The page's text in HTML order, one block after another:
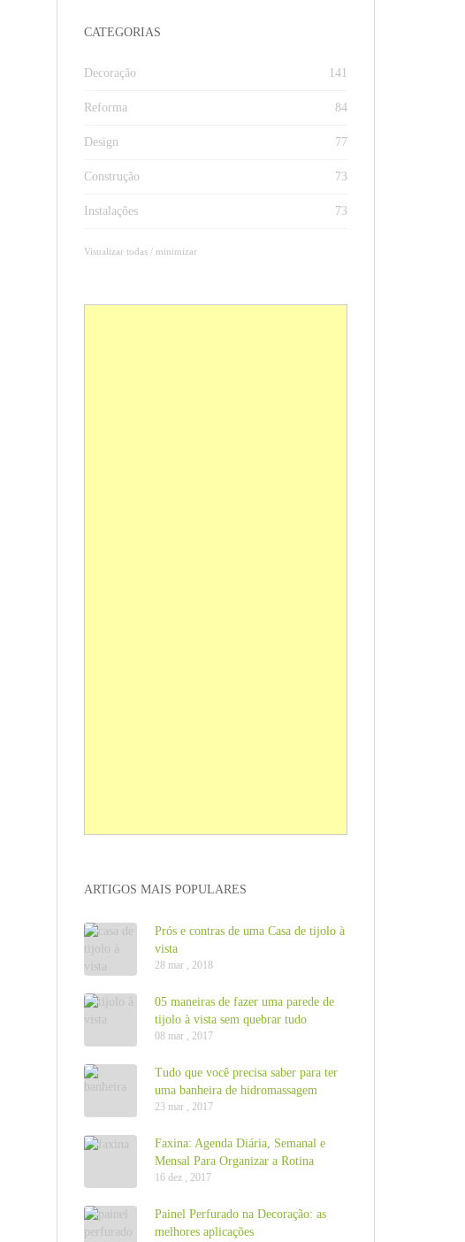
CATEGORIAS
Decoração 141
Reforma 84
Design 77
Construção 73
Instalações 73
Visualizar todas / minimizar
ARTIGOS MAIS POPULARES
Prós e contras de uma Casa de tijolo à
vista
28 mar , 2018
05 maneiras de fazer uma parede de
tijolo à vista sem quebrar tudo
08 mar , 2017
Tudo que você precisa saber para ter
uma banheira de hidromassagem
23 mar , 2017
Faxina: Agenda Diária, Semanal e
Mensal Para Organizar a Rotina
16 dez , 2017
Painel Perfurado na Decoração: as
melhores aplicações